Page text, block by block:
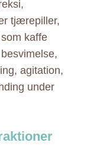
tjærepiller,
kaffe
agitation,
under